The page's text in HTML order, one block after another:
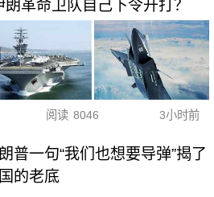
革命卫队自己下令开打？
阅读 8046 3小时前
普一句“我们也想要导弹”揭了
的老底